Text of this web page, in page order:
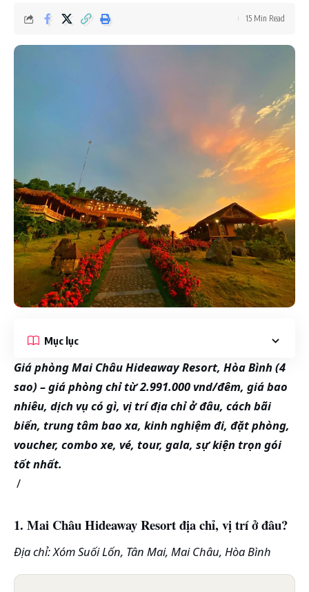
15 Min Read
Mục lục
Giá phòng Mai Châu Hideaway Resort, Hòa Bình (4
sao) – giá phòng chỉ từ 2.991.000 vnd/đêm, giá bao
nhiêu, dịch vụ có gì, vị trí địa chỉ ở đâu, cách bãi
biển, trung tâm bao xa, kinh nghiệm đi, đặt phòng,
voucher, combo xe, vé, tour, gala, sự kiện trọn gói
tốt nhất.
/
1. Mai Châu Hideaway Resort địa chỉ, vị trí ở đâu?
Địa chỉ: Xóm Suối Lốn, Tân Mai, Mai Châu, Hòa Bình